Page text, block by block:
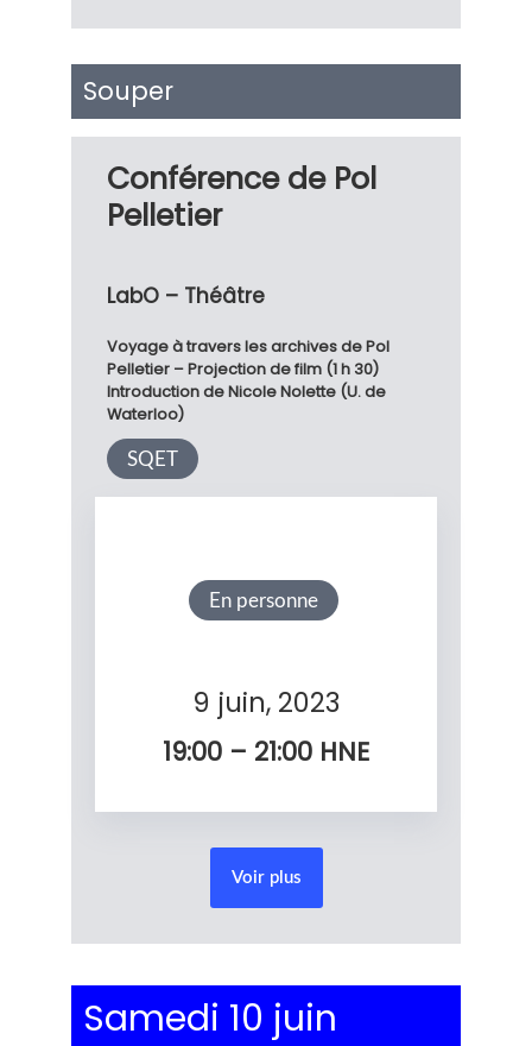
Souper
En personne
9 juin, 2023
19:00 – 21:00 HNE
Conférence de Pol
Pelletier
LabO – Théâtre
Voyage à travers les archives de Pol
Pelletier – Projection de film (1 h 30)
Introduction de Nicole Nolette (U. de
Waterloo)
SQET
Voir plus
Samedi 10 juin